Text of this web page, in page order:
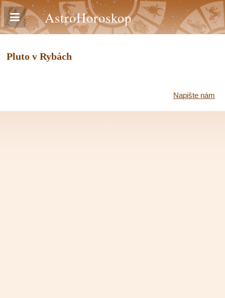
AstroHoroskop
Pluto v Rybách
Napište nám